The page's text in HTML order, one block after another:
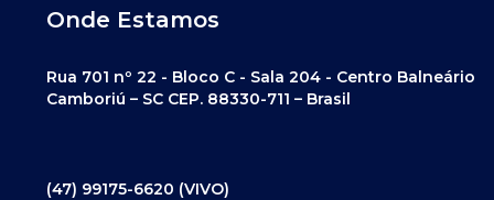
Onde Estamos
Rua 701 nº 22 - Bloco C - Sala 204 - Centro Balneário
Camboriú – SC CEP. 88330-711 – Brasil
(47) 99175-6620 (VIVO)